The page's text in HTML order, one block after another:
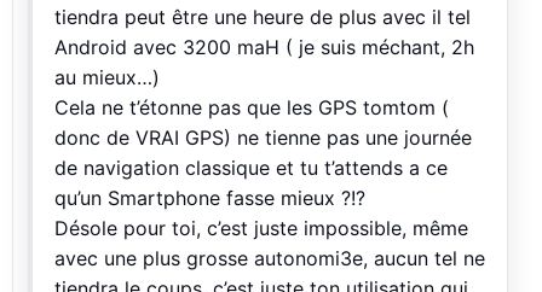
tiendra peut être une heure de plus avec il tel
Android avec 3200 maH ( je suis méchant, 2h
au mieux…)
Cela ne t’étonne pas que les GPS tomtom (
donc de VRAI GPS) ne tienne pas une journée
de navigation classique et tu t’attends a ce
qu’un Smartphone fasse mieux ?!?
Désole pour toi, c’est juste impossible, même
avec une plus grosse autonomi3e, aucun tel ne